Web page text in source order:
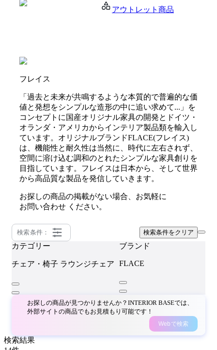
アウトレット商品
フレイス
「過去と未来が共鳴するような本質的で普遍的な価
値と発想をシンプルな造形の中に追い求めて...」を
コンセプトに国産オリジナル家具の開発とドイツ・
オランダ・アメリカからインテリア製品類を輸入し
ています。オリジナルブランドFLACE(フレイス)
は、機能性と耐久性は当然に、時代に左右されず、
空間に溶け込む調和のとれたシンプルな家具創りを
目指しています。フレイスは日本から、そして世界
から高品質な製品を発信していきます。
お探しの商品の掲載がない場合、お気軽に
お問い合わせ ください。
検索条件： 検索条件をクリア
カテゴリー
チェア・椅子 ラウンジチェア
ブランド
FLACE
お探しの商品が見つかりませんか？INTERIOR BASEでは、
外部サイトの商品でもお見積もり可能です！
Webで検索
検索結果